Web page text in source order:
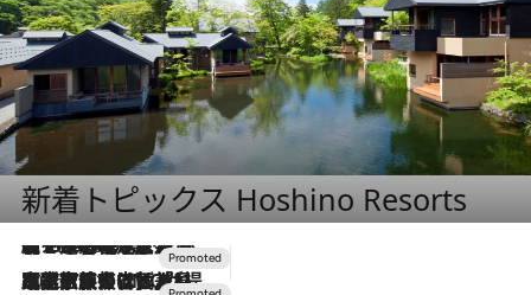
新着トピックス Hoshino Resorts
2026.8.7
【トンボの足水浴】ヒノキの香りに包まれて涼感マックス！約13℃の湧水かけ流しを避暑地「星野温泉 トンボの湯」で体験
2026.7.31
【ホテル帰省】という選択肢をOMOが提案。家族とほどよい距離を保つには「昼は実家、夜は気兼ねなくホテルで！」